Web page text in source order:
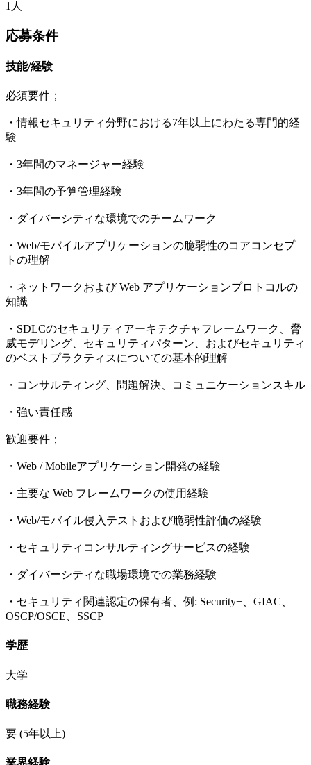
1人
応募条件
技能/経験
必須要件；
・情報セキュリティ分野における7年以上にわたる専門的経
験
・3年間のマネージャー経験
・3年間の予算管理経験
・ダイバーシティな環境でのチームワーク
・Web/モバイルアプリケーションの脆弱性のコアコンセプ
トの理解
・ネットワークおよび Web アプリケーションプロトコルの
知識
・SDLCのセキュリティアーキテクチャフレームワーク、脅
威モデリング、セキュリティパターン、およびセキュリティ
のベストプラクティスについての基本的理解
・コンサルティング、問題解決、コミュニケーションスキル
・強い責任感
歓迎要件；
・Web / Mobileアプリケーション開発の経験
・主要な Web フレームワークの使用経験
・Web/モバイル侵入テストおよび脆弱性評価の経験
・セキュリティコンサルティングサービスの経験
・ダイバーシティな職場環境での業務経験
・セキュリティ関連認定の保有者、例: Security+、GIAC、
OSCP/OSCE、SSCP
学歴
大学
職務経験
要 (5年以上)